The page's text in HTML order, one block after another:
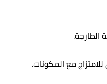
مع المكونات.